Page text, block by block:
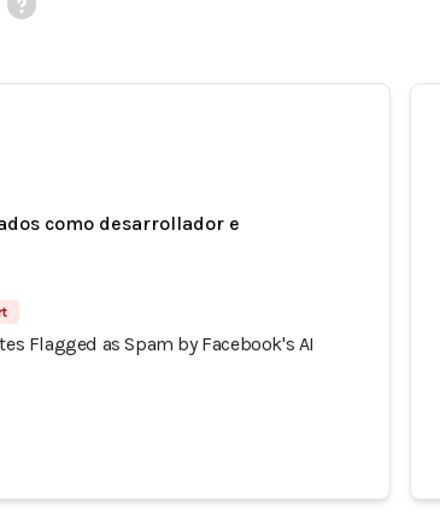
como desarrollador e
Flagged as Spam by Facebook's AI